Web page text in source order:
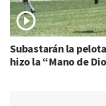
Subastarán la
hizo la “Mano de